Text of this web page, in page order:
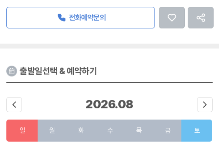
전화예약문의
출발일선택 & 예약하기
2026.08
일 월 화 수 목 금 토